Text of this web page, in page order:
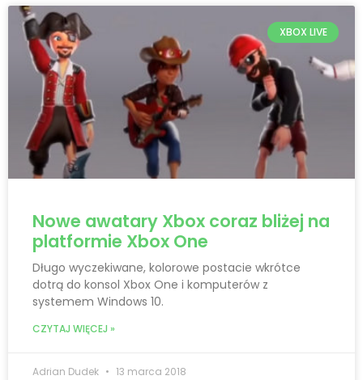
XBOX LIVE
Nowe awatary Xbox coraz bliżej na
platformie Xbox One
Długo wyczekiwane, kolorowe postacie wkrótce
dotrą do konsol Xbox One i komputerów z
systemem Windows 10.
CZYTAJ WIĘCEJ »
Adrian Dudek 13 marca 2018